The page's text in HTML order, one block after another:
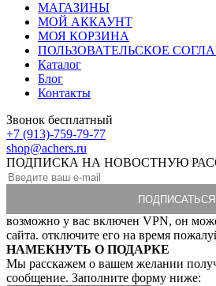
МАГАЗИНЫ
МОЙ АККАУНТ
МОЯ КОРЗИНА
ПОЛЬЗОВАТЕЛЬСКОЕ
Каталог
Блог
Контакты
Звонок бесплатный
+7 (913)-759-79-77
shop@achers.ru
ПОДПИСКА НА НОВОСТНУЮ
возможно у вас включен VPN, он
сайта. отключите его на время
НАМЕКНУТЬ О ПОДАРКЕ
Мы расскажем о вашем желании
сообщение. Заполните форму ниже: